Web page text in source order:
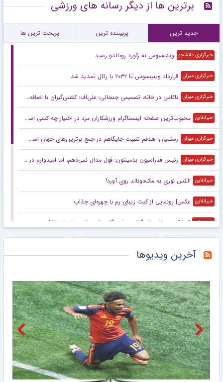
برترین ها از دیگر رسانه های ورزشی
جدید ترین پربیننده ترین پربحث ترین ها
خبرگزاری دانشجو وینیسیوس به رکورد رونالدو رسید
خبرگزاری میزان قرارداد وینیسیوس تا ۲۰۳۲ با رئال‌ تمدید شد
خبرگزاری میزان ناکامی در خانه، تصمیمی جنجالی؛ علی‌اف: کشتی‌گیران با اضافه‌وزن از تیم ملی اخراج می‌شوند!
خبرانلاین محبوب‌ترین صفحه اینستاگرام ورزشکاران مرد در اختیار چه کسی است؟
خبرگزاری میزان رستمیان: هدفم تثبیت جایگاهم در جمع برترین‌های جهان است/ برای درخشش در هر دو ماده آماده می‌شوم
خبرگزاری میزان رئیس فدراسیون بدمینتون: قول مدال نمی‌دهم، اما امیدوارم در ناگویا و داکار اتفاقات خوبی بیفتد/ هدف اصلی ما کسب سهمیه المپیک لس‌آنجلس است
خبرانلاین الکس نوری به مک‌دونالد روی آورد!
خبرانلاین عکس| رونمایی از کیت زیبای رم با چهره‌ای جذاب
خبرورزشی کوشکی دوباره جان گرفت؛ پاس گل و امیدواری برای استقلال
خبرورزشی اخراج میلاد محمدی در اولین بازی فیکس
باشگاه خبرنگاران جوان با تصمیم فدراسیون بین‌المللی وزنه‌برداری؛ رکورد‌های جهانی یوسفی و نصیری حفظ شد
خبرگزاری مهر بازدید سرپرست فدراسیون پارادوومیدانی از دومین اردوی تیم ملی مردان
خبرانلاین عکس| اخراج ملی‌پوش فوتبال ایران در ۱۲ دقیقه!
آخرین ویدیوها